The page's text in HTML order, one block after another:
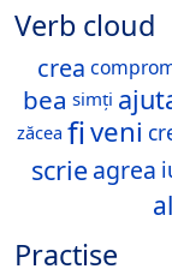
Verb cloud
crea
bea simți
zăcea fiveni
scrieagrea
Practise